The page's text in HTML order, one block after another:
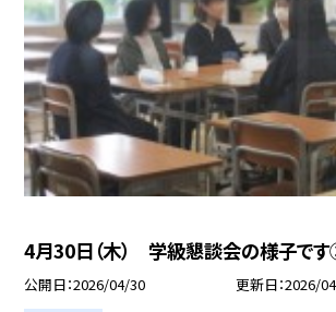
4月30日（木） 学級懇談会の様子で
公開日 2026/04/30 更新日 2026/